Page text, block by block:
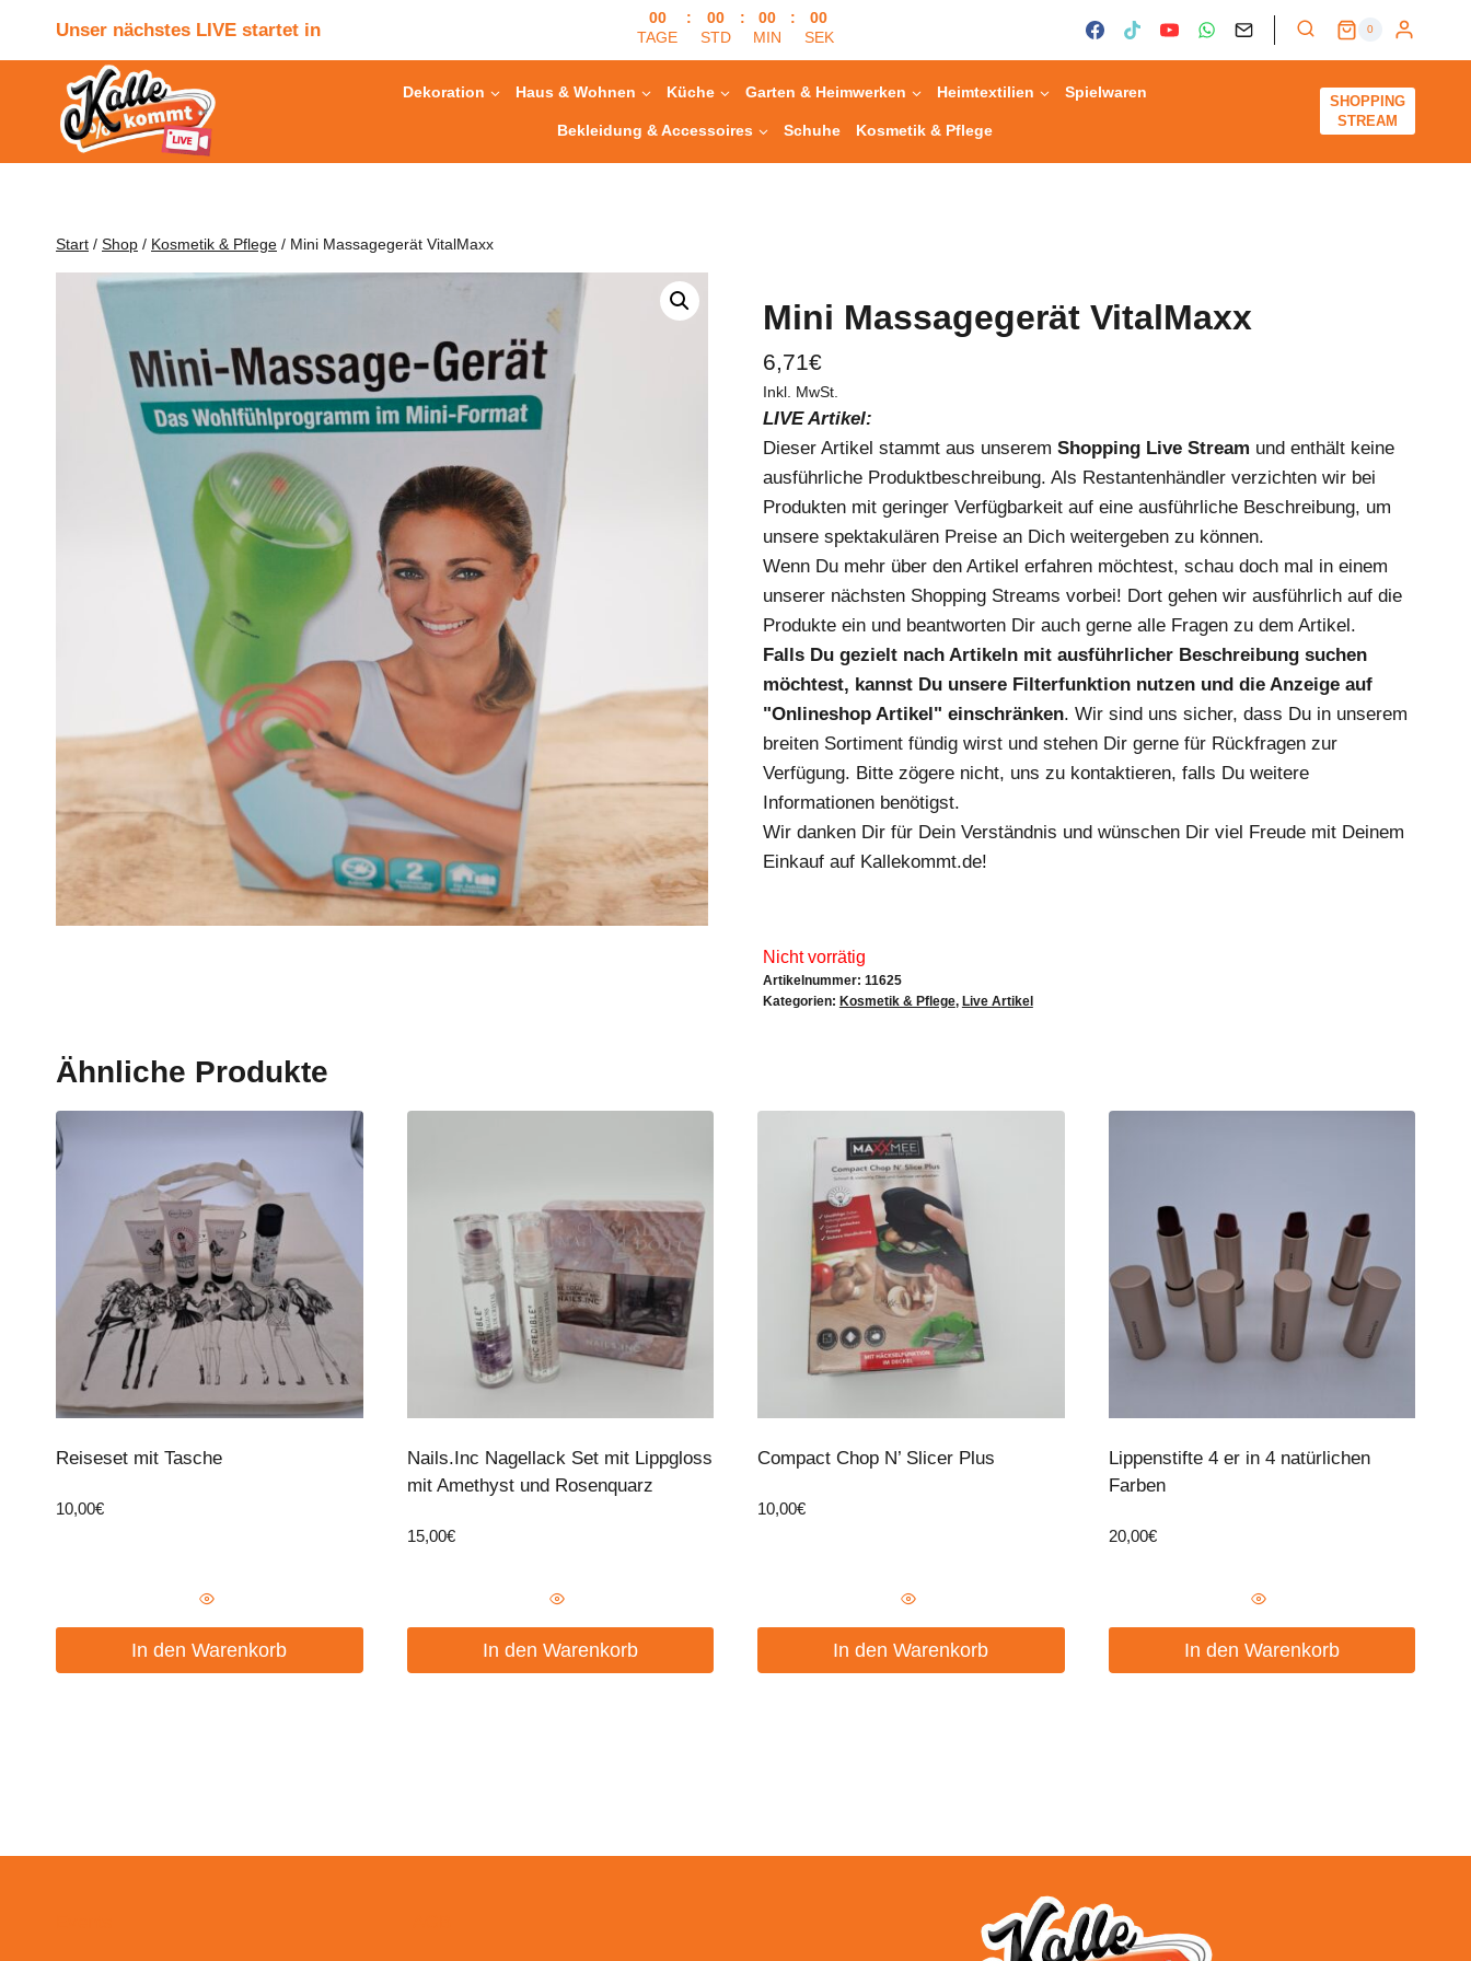
Unser nächstes LIVE startet in
00
TAGE
:
00
STD
:
00
MIN
:
00
SEK
0
Dekoration Haus & Wohnen Küche Garten & Heimwerken Heimtextilien Spielwaren
Bekleidung & Accessoires Schuhe Kosmetik & Pflege
SHOPPING
STREAM
Start / Shop / Kosmetik & Pflege / Mini Massagegerät VitalMaxx
Mini Massagegerät VitalMaxx
6,71€
Inkl. MwSt.
LIVE Artikel:
Dieser Artikel stammt aus unserem Shopping Live Stream und enthält keine
ausführliche Produktbeschreibung. Als Restantenhändler verzichten wir bei
Produkten mit geringer Verfügbarkeit auf eine ausführliche Beschreibung, um
unsere spektakulären Preise an Dich weitergeben zu können.
Wenn Du mehr über den Artikel erfahren möchtest, schau doch mal in einem
unserer nächsten Shopping Streams vorbei! Dort gehen wir ausführlich auf die
Produkte ein und beantworten Dir auch gerne alle Fragen zu dem Artikel.
Falls Du gezielt nach Artikeln mit ausführlicher Beschreibung suchen
möchtest, kannst Du unsere Filterfunktion nutzen und die Anzeige auf
"Onlineshop Artikel" einschränken. Wir sind uns sicher, dass Du in unserem
breiten Sortiment fündig wirst und stehen Dir gerne für Rückfragen zur
Verfügung. Bitte zögere nicht, uns zu kontaktieren, falls Du weitere
Informationen benötigst.
Wir danken Dir für Dein Verständnis und wünschen Dir viel Freude mit Deinem
Einkauf auf Kallekommt.de!
Nicht vorrätig
Artikelnummer: 11625
Kategorien: Kosmetik & Pflege, Live Artikel
Ähnliche Produkte
Reiseset mit Tasche
10,00€
In den Warenkorb
Nails.Inc Nagellack Set mit Lippgloss
mit Amethyst und Rosenquarz
15,00€
In den Warenkorb
Compact Chop N’ Slicer Plus
10,00€
In den Warenkorb
Lippenstifte 4 er in 4 natürlichen
Farben
20,00€
In den Warenkorb